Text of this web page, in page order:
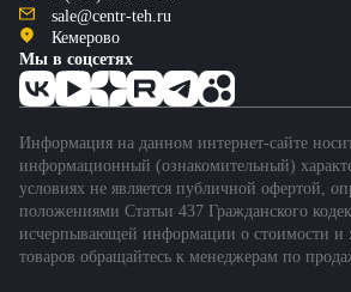
sale@centr-teh.ru
Кемерово
Мы в соцсетях
Информация на данном интернет-сайте
информационный (ознакомительный)
условиях не является публичной офертой,
положениями Статьи 437 Гражданского
исчерпывающей информации о стоимости и
товаров обращайтесь к менеджерам по